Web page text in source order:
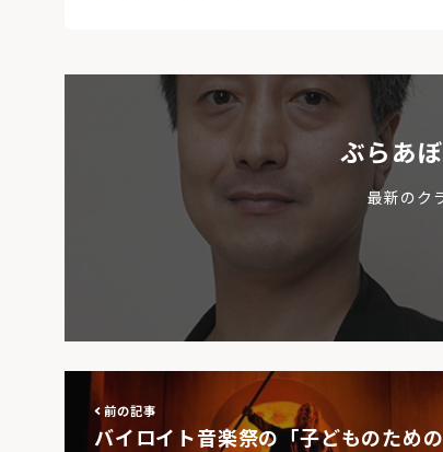
ぶらあ
最新のク
前の記事
バイロイト音楽祭の「子どものため